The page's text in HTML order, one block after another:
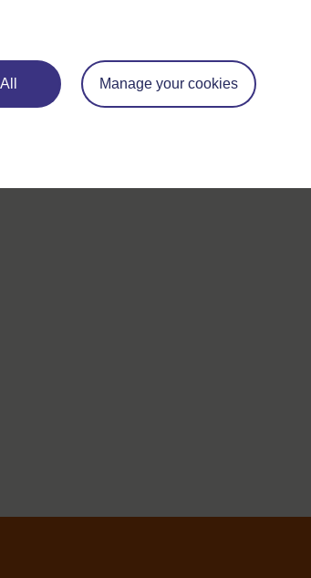
Manage your cookies
concernant ce site, veuillez